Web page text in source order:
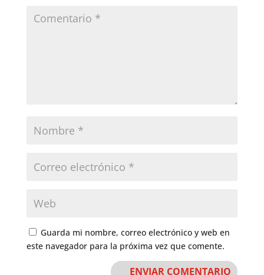
Guarda mi nombre, correo electrónico y web en
este navegador para la próxima vez que comente.